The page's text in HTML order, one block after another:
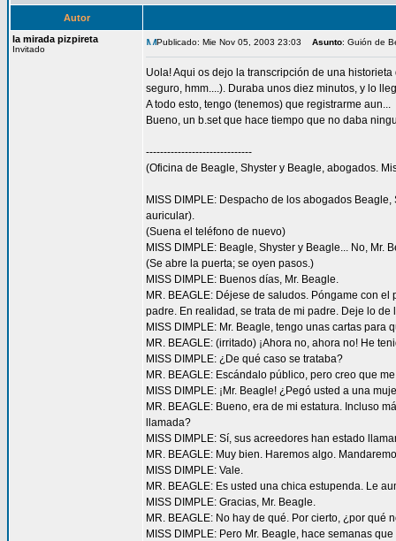
Autor
la mirada pizpireta
Invitado
Publicado: Mie Nov 05, 2003 23:03 Asunto: Guión de
Uola! Aqui os dejo la transcripción de una
seguro, hmm....). Duraba unos diez minutos, y lo
A todo esto, tengo (tenemos) que registrarme aun...
Bueno, un b.set que hace tiempo que no daba
------------------------------
(Oficina de Beagle, Shyster y Beagle, abogados.
MISS DIMPLE: Despacho de los abogados
auricular).
(Suena el teléfono de nuevo)
MISS DIMPLE: Beagle, Shyster y Beagle... No,
(Se abre la puerta; se oyen pasos.)
MISS DIMPLE: Buenos días, Mr. Beagle.
MR. BEAGLE: Déjese de saludos. Póngame con
padre. En realidad, se trata de mi padre. Deje lo
MISS DIMPLE: Mr. Beagle, tengo unas cartas para
MR. BEAGLE: (irritado) ¡Ahora no, ahora no! He
MISS DIMPLE: ¿De qué caso se trataba?
MR. BEAGLE: Escándalo público, pero creo que
MISS DIMPLE: ¡Mr. Beagle! ¿Pegó usted a una
MR. BEAGLE: Bueno, era de mi estatura. Incluso
llamada?
MISS DIMPLE: Sí, sus acreedores han estado
MR. BEAGLE: Muy bien. Haremos algo.
MISS DIMPLE: Vale.
MR. BEAGLE: Es usted una chica estupenda. Le
MISS DIMPLE: Gracias, Mr. Beagle.
MR. BEAGLE: No hay de qué. Por cierto, ¿por qué
MISS DIMPLE: Pero Mr. Beagle, hace semanas